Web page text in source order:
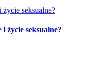
życie seksualne?